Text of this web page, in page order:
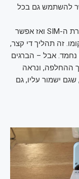
להשתמש גם בכל
אחרי הוצאת הברגים צריך להוציא גם את מגירת ה-SIM ואז אפשר
זה תהליך די קצר,
נחמד. אבל – הברגים
ההחלפה, ונראה
ישמור עליו, גם